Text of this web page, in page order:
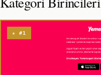
★ #1